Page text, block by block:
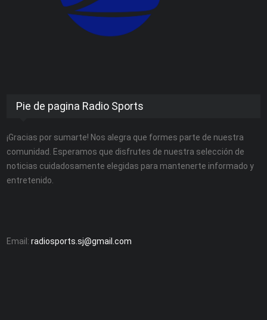
Pie de pagina Radio Sports
¡Gracias por sumarte! Nos alegra que formes parte de nuestra
comunidad. Esperamos que disfrutes de nuestra selección de
noticias cuidadosamente elegidas para mantenerte informado y
entretenido.
Email:radiosports.sj@gmail.com